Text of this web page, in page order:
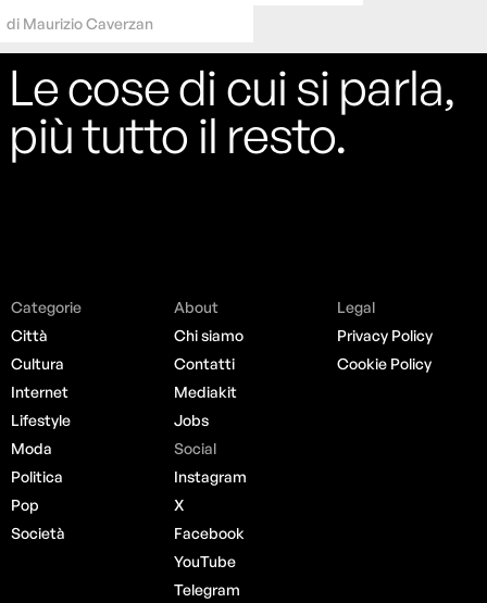
di Maurizio Caverzan
Le cose di cui si parla,
più tutto il resto.
Categorie
Città
Cultura
Internet
Lifestyle
Moda
Politica
Pop
Società
About
Chi siamo
Contatti
Mediakit
Jobs
Social
Instagram
X
Facebook
YouTube
Telegram
Legal
Privacy Policy
Cookie Policy